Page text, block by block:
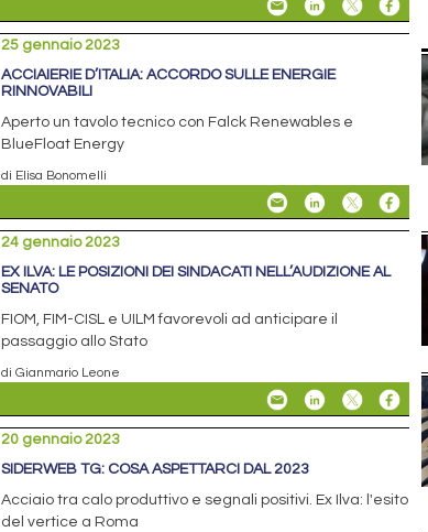
25 gennaio 2023
ACCIAIERIE D’ITALIA: ACCORDO SULLE ENERGIE
RINNOVABILI
Aperto un tavolo tecnico con Falck Renewables e
BlueFloat Energy
di Elisa Bonomelli
24 gennaio 2023
EX ILVA: LE POSIZIONI DEI SINDACATI NELL’AUDIZIONE AL
SENATO
FIOM, FIM-CISL e UILM favorevoli ad anticipare il
passaggio allo Stato
di Gianmario Leone
20 gennaio 2023
SIDERWEB TG: COSA ASPETTARCI DAL 2023
Acciaio tra calo produttivo e segnali positivi. Ex Ilva: l'esito
del vertice a Roma